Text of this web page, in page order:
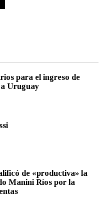
para el ingreso de
Uruguay
de «productiva» la
Manini Ríos por la